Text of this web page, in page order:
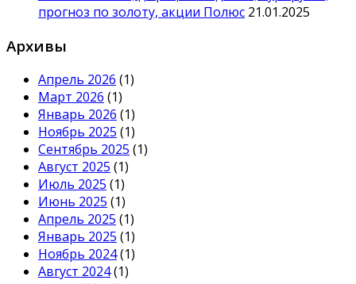
прогноз по золоту, акции Полюс 21.01.2025
Архивы
Апрель 2026 (1)
Март 2026 (1)
Январь 2026 (1)
Ноябрь 2025 (1)
Сентябрь 2025 (1)
Август 2025 (1)
Июль 2025 (1)
Июнь 2025 (1)
Апрель 2025 (1)
Январь 2025 (1)
Ноябрь 2024(1)
Август 2024(1)